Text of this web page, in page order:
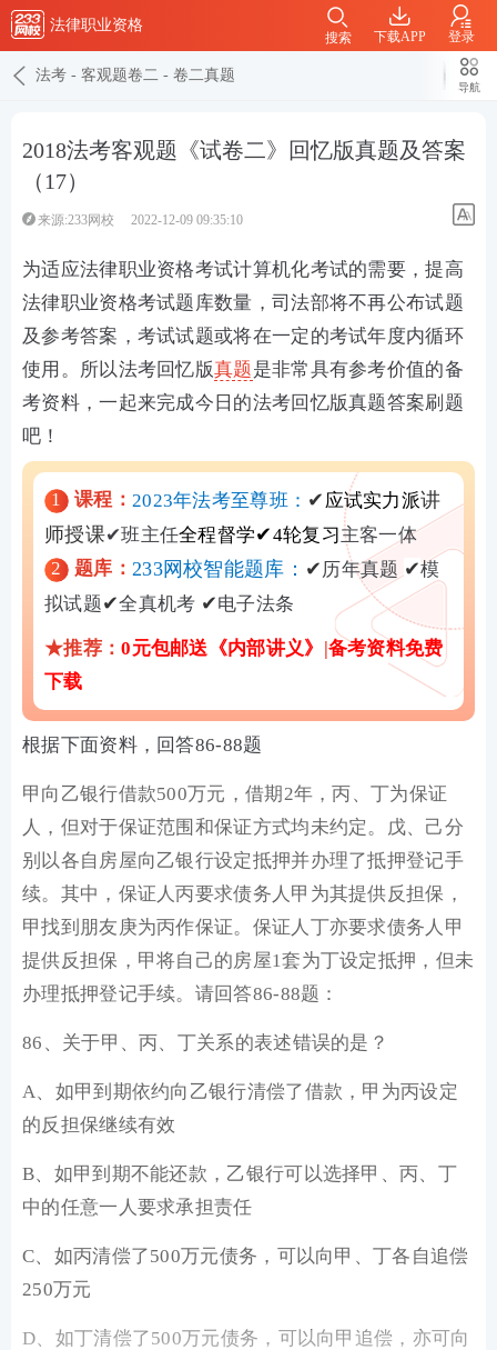
法律职业资格
下载APP 登录
搜索
法考 - 客观题卷二 - 卷二真题
导航
2018法考客观题《试卷二》回忆版真题及答案
（17）
来源:233网校 2022-12-09 09:35:10
为适应法律职业资格考试计算机化考试的需要，提高
法律职业资格考试题库数量，司法部将不再公布试题
及参考答案，考试试题或将在一定的考试年度内循环
使用。所以法考回忆版真题是非常具有参考价值的备
考资料，一起来完成今日的法考回忆版真题答案刷题
吧！
1 课程： 2023年法考至尊班： ✔ 应试实力派讲
师授课✔班主任全程督学✔4轮复习主客一体
2
题库： 233网校智能题库： ✔ 历年真题✔模
拟试题✔全真机考 ✔电子法条
★推荐：0元包邮送《内部讲义》 |备考资料免费
下载
根据下面资料，回答86-88题
甲向乙银行借款500万元，借期2年，丙、丁为保证
人，但对于保证范围和保证方式均未约定。戊、己分
别以各自房屋向乙银行设定抵押并办理了抵押登记手
续。其中，保证人丙要求债务人甲为其提供反担保，
甲找到朋友庚为丙作保证。保证人丁亦要求债务人甲
提供反担保，甲将自己的房屋1套为丁设定抵押，但未
办理抵押登记手续。请回答86-88题：
86、关于甲、丙、丁关系的表述错误的是？
A、如甲到期依约向乙银行清偿了借款，甲为丙设定
的反担保继续有效
B、如甲到期不能还款，乙银行可以选择甲、丙、丁
中的任意一人要求承担责任
C、如丙清偿了500万元债务，可以向甲、丁各自追偿
250万元
D、如丁清偿了500万元债务，可以向甲追偿，亦可向